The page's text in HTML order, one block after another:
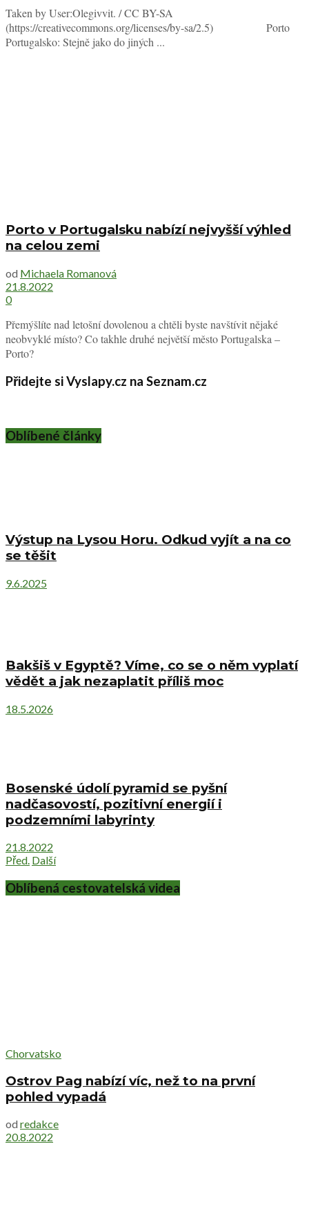
Taken by User:Olegivvit. / CC BY-SA
(https://creativecommons.org/licenses/by-sa/2.5) Porto
Portugalsko: Stejně jako do jiných ...
Porto v Portugalsku nabízí nejvyšší výhled
na celou zemi
od Michaela Romanová
21.8.2022
0
Přemýšlíte nad letošní dovolenou a chtěli byste navštívit nějaké
neobvyklé místo? Co takhle druhé největší město Portugalska –
Porto?
Přidejte si Vyslapy.cz na Seznam.cz
Oblíbené články
Výstup na Lysou Horu. Odkud vyjít a na co
se těšit
9.6.2025
Bakšiš v Egyptě? Víme, co se o něm vyplatí
vědět a jak nezaplatit příliš moc
18.5.2026
Bosenské údolí pyramid se pyšní
nadčasovostí, pozitivní energií i
podzemními labyrinty
21.8.2022
Před. Další
Oblíbená cestovatelská videa
Chorvatsko
Ostrov Pag nabízí víc, než to na první
pohled vypadá
od redakce
20.8.2022